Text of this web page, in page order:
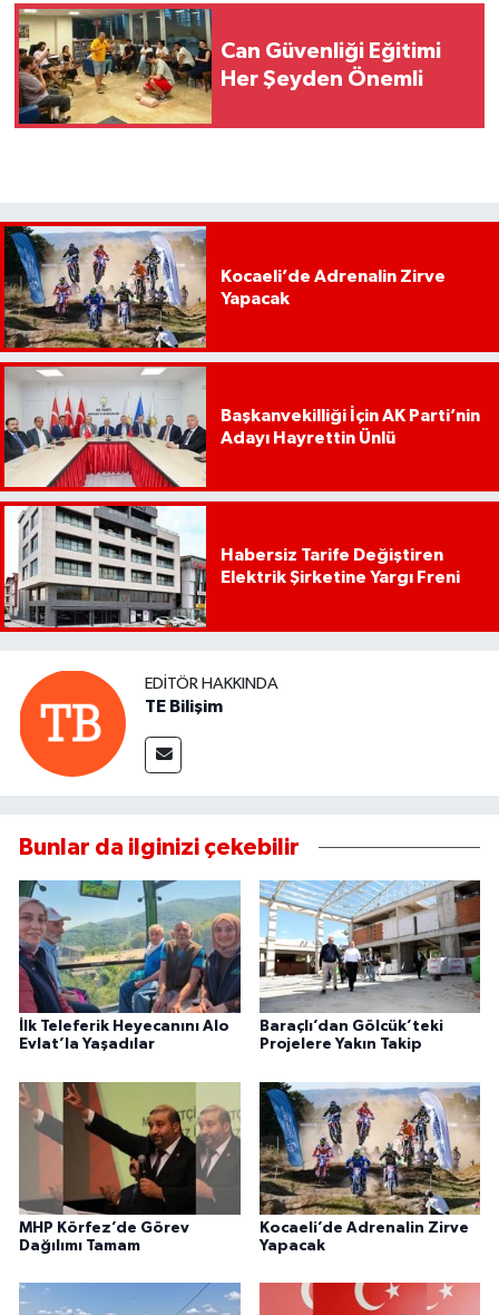
Can Güvenliği Eğitimi
Her Şeyden Önemli
Kocaeli’de Adrenalin Zirve
Yapacak
Başkanvekilliği İçin AK Parti’nin
Adayı Hayrettin Ünlü
Habersiz Tarife Değiştiren
Elektrik Şirketine Yargı Freni
EDITÖR HAKKINDA
TE Bilişim
Bunlar da ilginizi çekebilir
İlk Teleferik Heyecanını Alo
Evlat’la Yaşadılar
Baraçlı’dan Gölcük’teki
Projelere Yakın Takip
MHP Körfez’de Görev
Dağılımı Tamam
Kocaeli’de Adrenalin Zirve
Yapacak